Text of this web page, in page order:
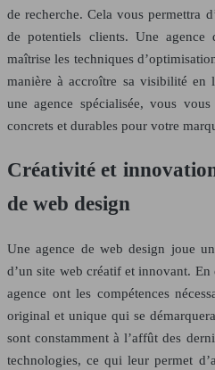
de recherche. Cela vous permettra
de potentiels clients. Une agence
maîtrise les techniques
manière à accroître sa visibilité en
une agence spécialisée, vous
concrets et durables pour votre
Créativité et
de web design
Une agence de web design joue
d’un site web créatif et innovant.
agence ont les compétences
original et unique qui se
sont constamment à l’affût des
technologies, ce qui leur permet